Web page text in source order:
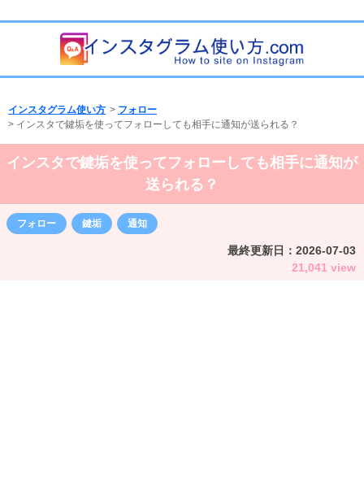
インスタグラム使い方 > フォロー
> インスタで鍵垢を使ってフォローしても相手に通知が送られる？
インスタで鍵垢を使ってフォローしても相手に通知が
送られる？
フォロー 鍵垢 通知
最終更新日： 2026-07-03
21,041 view